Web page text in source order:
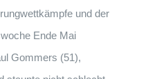
und der
Ende Mai
Gommers (51),